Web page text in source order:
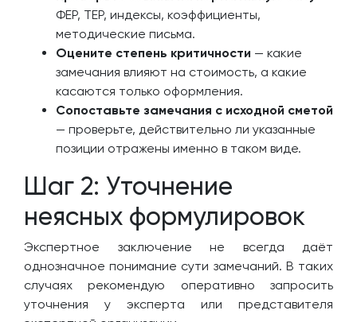
ФЕР, ТЕР, индексы, коэффициенты,
методические письма.
Оцените степень критичности — какие
замечания влияют на стоимость, а какие
касаются только оформления.
Сопоставьте замечания с исходной сметой
— проверьте, действительно ли указанные
позиции отражены именно в таком виде.
Шаг 2: Уточнение
неясных формулировок
Экспертное заключение не всегда даёт
однозначное понимание сути замечаний. В таких
случаях рекомендую оперативно запросить
уточнения у эксперта или представителя